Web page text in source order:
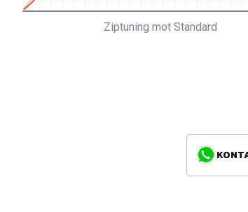
Ziptuning mot Standard